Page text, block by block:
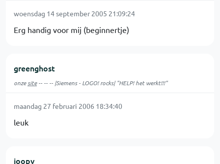
woensdag 14 september 2005 21:09:24
Erg handig voor mij (beginnertje)
greenghost
onzesite-- -- -- |Siemens - LOGO! rocks| "HELP! het werkt!!!"
maandag 27 februari 2006 18:34:40
leuk
joopv